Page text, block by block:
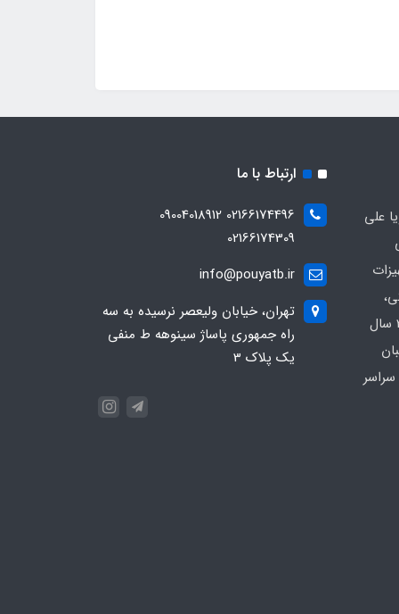
علی
بیمارستانی و کلینیکی با بیش از 20 سال
ارتباط با ما
02166174496 09004018912
02166174309
info@pouyatb.ir
تهران، خیابان ولیعصر نرسیده به سه
راه جمهوری پاساژ سینوهه ط منفی
یک پلاک 3